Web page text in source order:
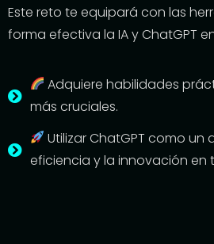
Este reto te equipará con las
forma efectiva la IA y ChatGPT
Adquiere habilidades
más cruciales.
Utilizar ChatGPT como un
eficiencia y la innovación